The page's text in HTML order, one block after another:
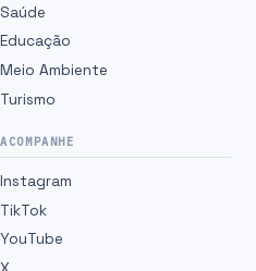
Saúde
Educação
Meio Ambiente
Turismo
ACOMPANHE
Instagram
TikTok
YouTube